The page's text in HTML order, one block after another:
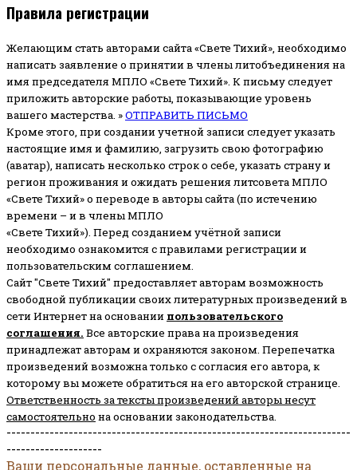
Правила регистрации
Желающим стать авторами сайта «Свете Тихий», необходимо
написать заявление о принятии в члены литобъединения на
имя председателя МПЛО «Свете Тихий». К письму следует
приложить авторские работы, показывающие уровень
вашего мастерства. »ОТПРАВИТЬ ПИСЬМО
Кроме этого, при создании учетной записи следует указать
настоящие имя и фамилию, загрузить свою фотографию
(аватар), написать несколько строк о себе, указать страну и
регион проживания и ожидать решения литсовета МПЛО
«Свете Тихий» о переводе в авторы сайта (по истечению
времени – и в члены МПЛО
«Свете Тихий»). Перед созданием учётной записи
необходимо ознакомится с правилами регистрации и
пользовательским соглашением.
Сайт "Свете Тихий" предоставляет авторам возможность
свободной публикации своих литературных произведений в
сети Интернет на основании пользовательского
соглашения. Все авторские права на произведения
принадлежат авторам и охраняются законом. Перепечатка
произведений возможна только с согласия его автора, к
которому вы можете обратиться на его авторской странице.
Ответственность за тексты произведений авторы несут
самостоятельно на основании законодательства.
------------------------------------------------------------------------
--------------------
Ваши персональные данные, оставленные на